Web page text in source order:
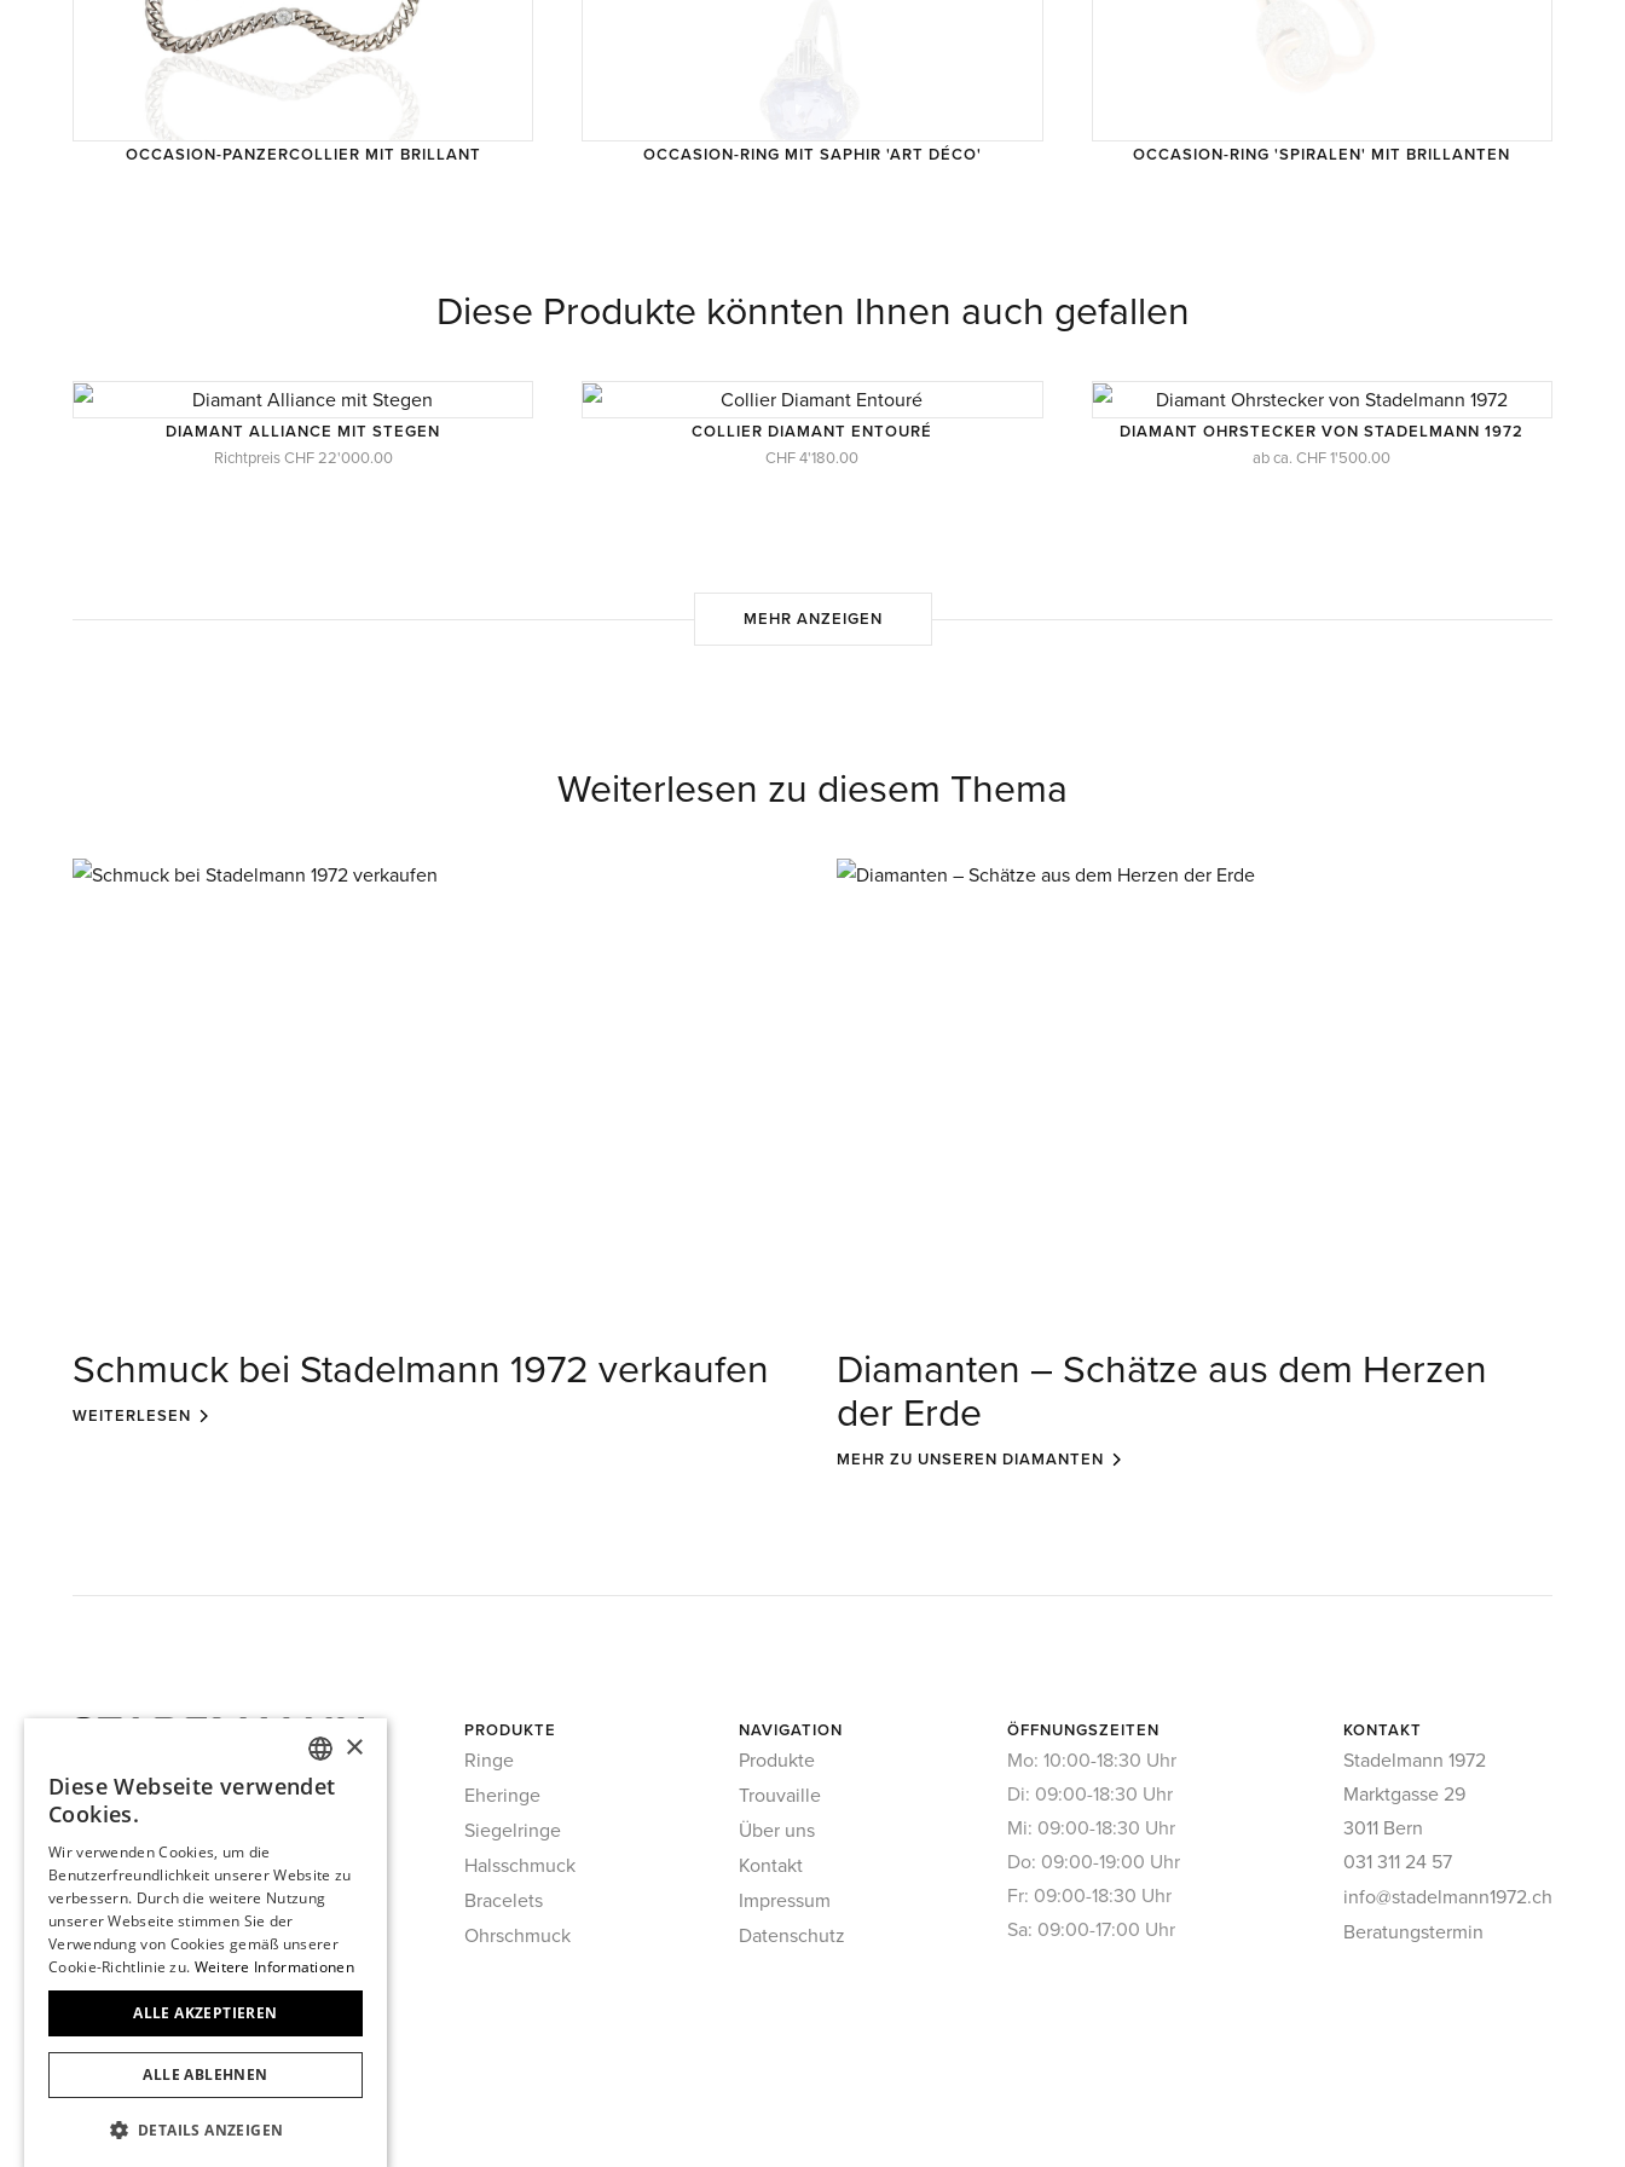
OCCASION-PANZERCOLLIER MIT BRILLANT OCCASION-RING MIT SAPHIR 'ART DÉCO' OCCASION-RING 'SPIRALEN' MIT BRILLANTEN
Diese Produkte könnten Ihnen auch gefallen
DIAMANT ALLIANCE MIT STEGEN
Richtpreis CHF 22'000.00
COLLIER DIAMANT ENTOURÉ
CHF 4'180.00
DIAMANT OHRSTECKER VON STADELMANN 1972
ab ca. CHF 1'500.00
MEHR ANZEIGEN
Weiterlesen zu diesem Thema
Schmuck bei Stadelmann 1972 verkaufen
WEITERLESEN
Diamanten – Schätze aus dem Herzen
der Erde
MEHR ZU UNSEREN DIAMANTEN
PRODUKTE
Ringe
Eheringe
Siegelringe
Halsschmuck
Bracelets
Ohrschmuck
NAVIGATION
Produkte
Trouvaille
Über uns
Kontakt
Impressum
Datenschutz
ÖFFNUNGSZEITEN
Mo: 10:00-18:30 Uhr
Di: 09:00-18:30 Uhr
Mi: 09:00-18:30 Uhr
Do: 09:00-19:00 Uhr
Fr: 09:00-18:30 Uhr
Sa: 09:00-17:00 Uhr
KONTAKT
Stadelmann 1972
Marktgasse 29
3011 Bern
031 311 24 57
info@stadelmann1972.ch
Beratungstermin
GERMAN
FRENCH
×
Diese Webseite verwendet
Cookies.
Wir verwenden Cookies, um die
Benutzerfreundlichkeit unserer Website zu
verbessern. Durch die weitere Nutzung
unserer Webseite stimmen Sie der
Verwendung von Cookies gemäß unserer
Cookie-Richtlinie zu. Weitere Informationen
ALLE AKZEPTIEREN
ALLE ABLEHNEN
DETAILS ANZEIGEN